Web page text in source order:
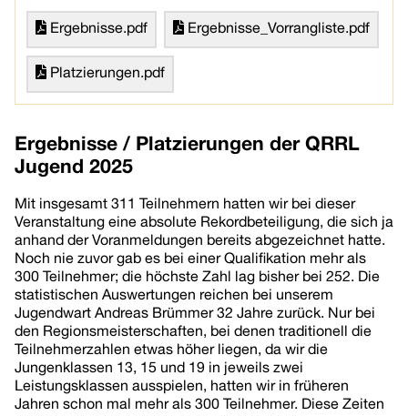
Ergebnisse.pdf Ergebnisse_Vorrangliste.pdf
Platzierungen.pdf
Ergebnisse / Platzierungen der QRRL
Jugend 2025
Mit insgesamt 311 Teilnehmern hatten wir bei dieser
Veranstaltung eine absolute Rekordbeteiligung, die sich ja
anhand der Voranmeldungen bereits abgezeichnet hatte.
Noch nie zuvor gab es bei einer Qualifikation mehr als
300 Teilnehmer; die höchste Zahl lag bisher bei 252. Die
statistischen Auswertungen reichen bei unserem
Jugendwart Andreas Brümmer 32 Jahre zurück. Nur bei
den Regionsmeisterschaften, bei denen traditionell die
Teilnehmerzahlen etwas höher liegen, da wir die
Jungenklassen 13, 15 und 19 in jeweils zwei
Leistungsklassen ausspielen, hatten wir in früheren
Jahren schon mal mehr als 300 Teilnehmer. Diese Zeiten